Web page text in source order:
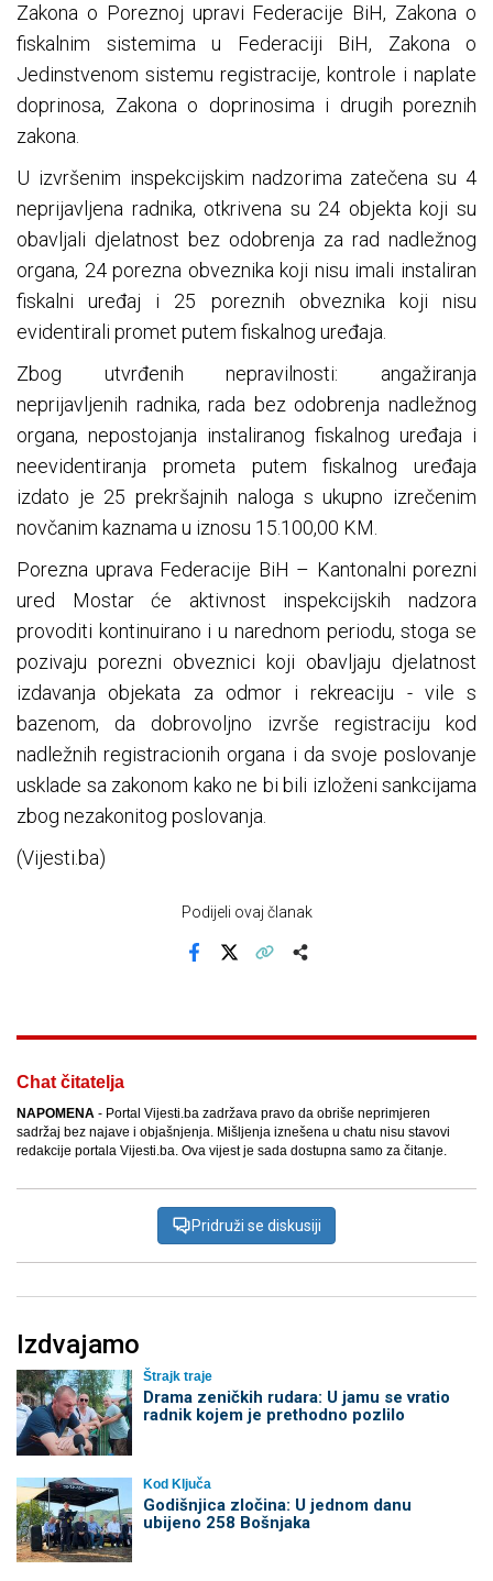
Zakona o Poreznoj upravi Federacije BiH, Zakona o
fiskalnim sistemima u Federaciji BiH, Zakona o
Jedinstvenom sistemu registracije, kontrole i naplate
doprinosa, Zakona o doprinosima i drugih poreznih
zakona.
U izvršenim inspekcijskim nadzorima zatečena su 4
neprijavljena radnika, otkrivena su 24 objekta koji su
obavljali djelatnost bez odobrenja za rad nadležnog
organa, 24 porezna obveznika koji nisu imali instaliran
fiskalni uređaj i 25 poreznih obveznika koji nisu
evidentirali promet putem fiskalnog uređaja.
Zbog utvrđenih nepravilnosti: angažiranja
neprijavljenih radnika, rada bez odobrenja nadležnog
organa, nepostojanja instaliranog fiskalnog uređaja i
neevidentiranja prometa putem fiskalnog uređaja
izdato je 25 prekršajnih naloga s ukupno izrečenim
novčanim kaznama u iznosu 15.100,00 KM.
Porezna uprava Federacije BiH – Kantonalni porezni
ured Mostar će aktivnost inspekcijskih nadzora
provoditi kontinuirano i u narednom periodu, stoga se
pozivaju porezni obveznici koji obavljaju djelatnost
izdavanja objekata za odmor i rekreaciju - vile s
bazenom, da dobrovoljno izvrše registraciju kod
nadležnih registracionih organa i da svoje poslovanje
usklade sa zakonom kako ne bi bili izloženi sankcijama
zbog nezakonitog poslovanja.
(Vijesti.ba)
Podijeli ovaj članak
Chat čitatelja
NAPOMENA - Portal Vijesti.ba zadržava pravo da obriše neprimjeren
sadržaj bez najave i objašnjenja. Mišljenja iznešena u chatu nisu stavovi
redakcije portala Vijesti.ba. Ova vijest je sada dostupna samo za čitanje.
Pridruži se diskusiji
Izdvajamo
Štrajk traje
Drama zeničkih rudara: U jamu se vratio
radnik kojem je prethodno pozlilo
Kod Ključa
Godišnjica zločina: U jednom danu
ubijeno 258 Bošnjaka